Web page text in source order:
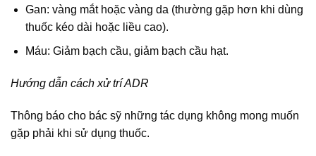
Gan: vàng mắt hoặc vàng da (thường gặp hơn khi dùng
thuốc kéo dài hoặc liều cao).
Máu: Giảm bạch cầu, giảm bạch cầu hạt.
Hướng dẫn cách xử trí ADR
Thông báo cho bác sỹ những tác dụng không mong muốn
gặp phải khi sử dụng thuốc.